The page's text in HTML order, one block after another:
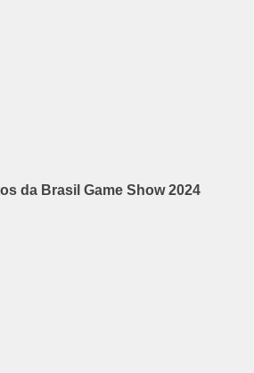
da Brasil Game Show 2024